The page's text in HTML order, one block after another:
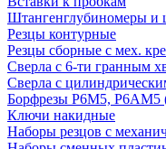
Штангенглубиномеры и
Резцы контурные
Резцы сборные с мех.
Сверла с 6-ти гранным
Сверла с
Борфрезы Р6М5, Р6АМ5
Ключи накидные
Наборы резцов с